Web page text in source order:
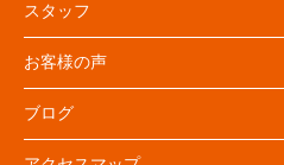
スタッフ
お客様の声
ブログ